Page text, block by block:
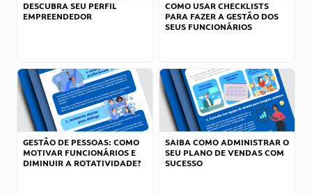
DESCUBRA SEU PERFIL
EMPREENDEDOR
COMO USAR CHECKLISTS
PARA FAZER A GESTÃO DOS
SEUS FUNCIONÁRIOS
GESTÃO DE PESSOAS: COMO
MOTIVAR FUNCIONÁRIOS E
DIMINUIR A ROTATIVIDADE?
SAIBA COMO ADMINISTRAR O
SEU PLANO DE VENDAS COM
SUCESSO